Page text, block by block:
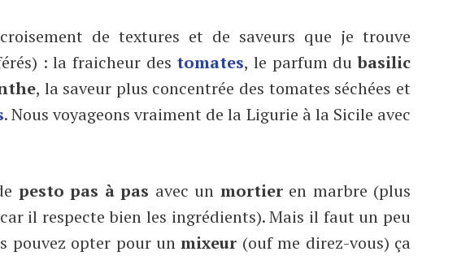
de textures et de saveurs que je trouve
: la fraicheur des tomates, le parfum dubasilic
, la saveur plus concentrée des tomates séchées et
. Nous voyageons vraiment de la Ligurie à la Sicile avec
pesto pas à pas avec un mortieren marbre (plus
il respecte bien les ingrédients). Mais il faut un peu
pouvez opter pour unmixeur (ouf me direz-vous) ça